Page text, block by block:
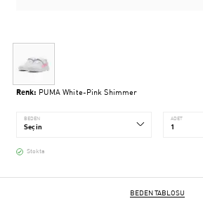
Renk: PUMA White-Pink Shimmer
BEDEN ADET
Stokta
BEDEN TABLOSU